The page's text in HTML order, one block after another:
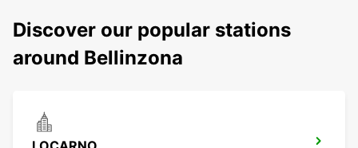
Discover our popular stations
around Bellinzona